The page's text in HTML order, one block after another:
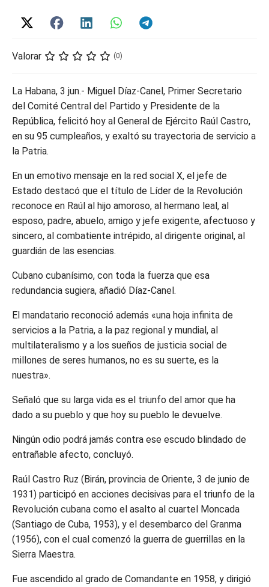
Valorar (0)
La Habana, 3 jun.- Miguel Díaz-Canel, Primer Secretario
del Comité Central del Partido y Presidente de la
República, felicitó hoy al General de Ejército Raúl Castro,
en su 95 cumpleaños, y exaltó su trayectoria de servicio a
la Patria.
En un emotivo mensaje en la red social X, el jefe de
Estado destacó que el título de Líder de la Revolución
reconoce en Raúl al hijo amoroso, al hermano leal, al
esposo, padre, abuelo, amigo y jefe exigente, afectuoso y
sincero, al combatiente intrépido, al dirigente original, al
guardián de las esencias.
Cubano cubanísimo, con toda la fuerza que esa
redundancia sugiera, añadió Díaz-Canel.
El mandatario reconoció además «una hoja infinita de
servicios a la Patria, a la paz regional y mundial, al
multilateralismo y a los sueños de justicia social de
millones de seres humanos, no es su suerte, es la
nuestra».
Señaló que su larga vida es el triunfo del amor que ha
dado a su pueblo y que hoy su pueblo le devuelve.
Ningún odio podrá jamás contra ese escudo blindado de
entrañable afecto, concluyó.
Raúl Castro Ruz (Birán, provincia de Oriente, 3 de junio de
1931) participó en acciones decisivas para el triunfo de la
Revolución cubana como el asalto al cuartel Moncada
(Santiago de Cuba, 1953), y el desembarco del Granma
(1956), con el cual comenzó la guerra de guerrillas en la
Sierra Maestra.
Fue ascendido al grado de Comandante en 1958, y dirigió